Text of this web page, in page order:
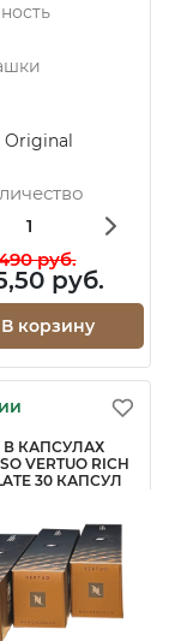
Original
руб.
руб.
В корзину
КАПСУЛАХ
VERTUO RICH
30 КАПСУЛ